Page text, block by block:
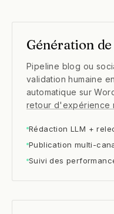
Génération
Pipeline blog ou
validation humaine
automatique sur
retour d'expérience
Rédaction LLM +
Publication multi-
Suivi des